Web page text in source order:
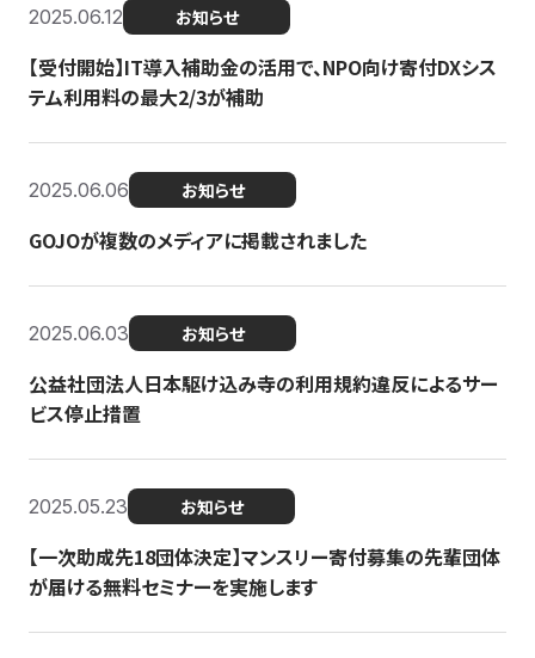
2025.06.12 お知らせ
【受付開始】IT導入補助金の活用で、NPO向け寄付DXシス
テム利用料の最大2/3が補助
2025.06.06 お知らせ
GOJOが複数のメディアに掲載されました
2025.06.03 お知らせ
公益社団法人日本駆け込み寺の利用規約違反によるサー
ビス停止措置
2025.05.23 お知らせ
【一次助成先18団体決定】マンスリー寄付募集の先輩団体
が届ける無料セミナーを実施します